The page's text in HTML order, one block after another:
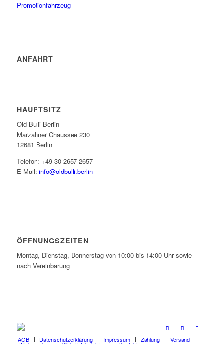
Promotionfahrzeug
ANFAHRT
HAUPTSITZ
Old Bulli Berlin
Marzahner Chaussee 230
12681 Berlin
Telefon: +49 30 2657 2657
E-Mail: info@oldbulli.berlin
ÖFFNUNGSZEITEN
Montag, Dienstag, Donnerstag von 10:00 bis 14:00 Uhr sowie
nach Vereinbarung
AGB Datenschutzerklärung Impressum Zahlung Versand